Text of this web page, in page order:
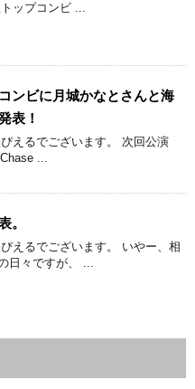
ップコンビ ...
ンビに月城かなとさんと海
表！
えるでございます。 次回公演
...
。
えるでございます。 いやー、相
日々ですが、 ...